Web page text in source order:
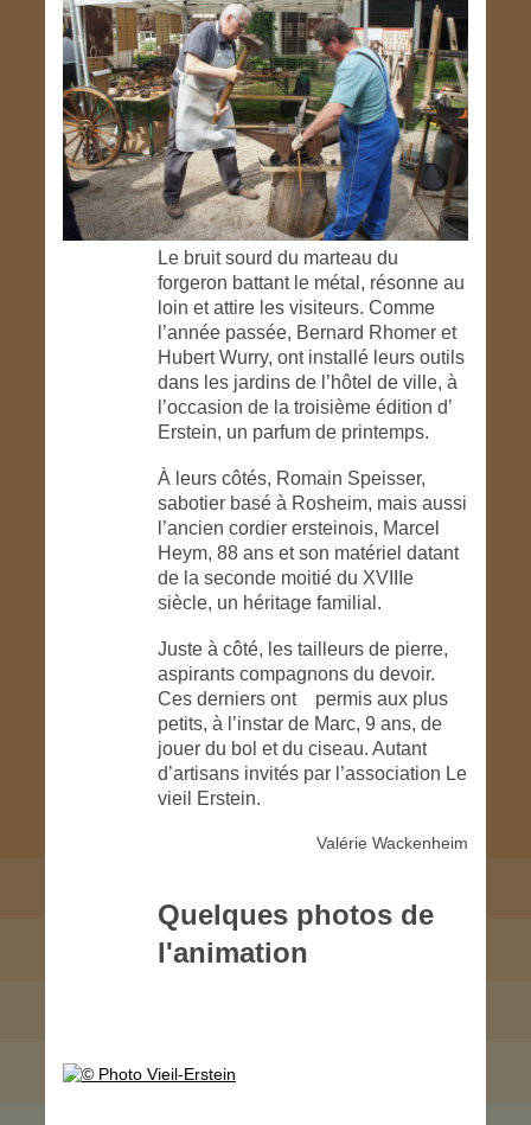
Le bruit sourd du marteau du
forgeron battant le métal, résonne au
loin et attire les visiteurs. Comme
l’année passée, Bernard Rhomer et
Hubert Wurry, ont installé leurs outils
dans les jardins de l’hôtel de ville, à
l’occasion de la troisième édition d’
Erstein, un parfum de printemps.
À leurs côtés, Romain Speisser,
sabotier basé à Rosheim, mais aussi
l’ancien cordier ersteinois, Marcel
Heym, 88 ans et son matériel datant
de la seconde moitié du XVIIIe
siècle, un héritage familial.
Juste à côté, les tailleurs de pierre,
aspirants compagnons du devoir.
Ces derniers ont permis aux plus
petits, à l’instar de Marc, 9 ans, de
jouer du bol et du ciseau. Autant
d’artisans invités par l’association Le
vieil Erstein.
Valérie Wackenheim
Quelques photos de
l'animation